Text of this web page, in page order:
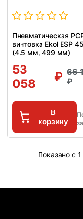
Пневматическая
винтовка Ekol ESP
(4.5 мм, 499 мм)
53
058
66
В
корзину
Показано с